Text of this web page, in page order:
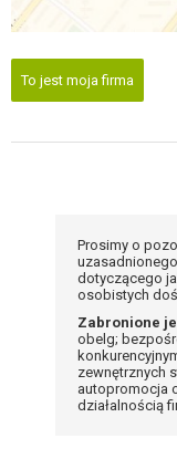
To jest moja firma
Prosimy o
dotyczącego
osobistych
Zabronione
obelg;
zewnętrznych
autopromocja
działalnością